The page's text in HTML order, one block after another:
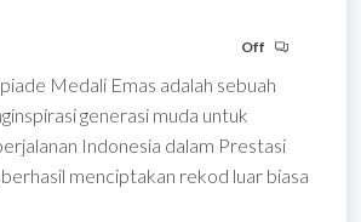
Off
Medali Emas adalah sebuah
generasi muda untuk
Indonesia dalam Prestasi
menciptakan rekod luar biasa